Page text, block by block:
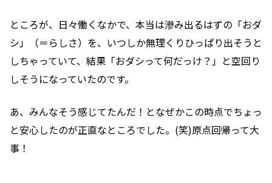
ところが、日々働くなかで、本当は滲み出るはずの「おダ
シ」（＝らしさ）を、いつしか無理くりひっぱり出そうと
しちゃっていて、結果「おダシって何だっけ？」と空回り
しそうになっていたのです。
あ、みんなそう感じてたんだ！となぜかこの時点でちょっ
と安心したのが正直なところでした。(笑)原点回帰って大
事！